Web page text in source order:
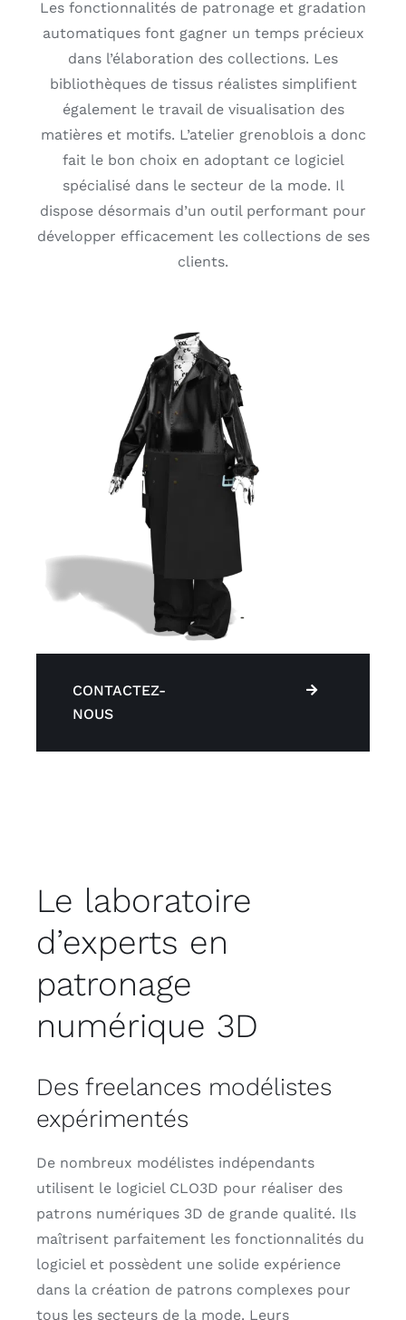
Les fonctionnalités de patronage et gradation
automatiques font gagner un temps précieux
dans l’élaboration des collections. Les
bibliothèques de tissus réalistes simplifient
également le travail de visualisation des
matières et motifs. L’atelier grenoblois a donc
fait le bon choix en adoptant ce logiciel
spécialisé dans le secteur de la mode. Il
dispose désormais d’un outil performant pour
développer efficacement les collections de ses
clients.
CONTACTEZ-
NOUS
Le laboratoire
d’experts en
patronage
numérique 3D
Des freelances modélistes
expérimentés
De nombreux modélistes indépendants
utilisent le logiciel CLO3D pour réaliser des
patrons numériques 3D de grande qualité. Ils
maîtrisent parfaitement les fonctionnalités du
logiciel et possèdent une solide expérience
dans la création de patrons complexes pour
tous les secteurs de la mode. Leurs